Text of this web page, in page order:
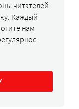
читателей
Каждый
нам